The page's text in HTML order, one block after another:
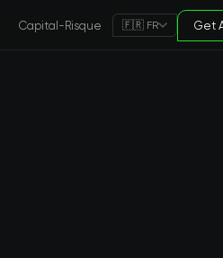
Capital-Risque 🇫🇷 FR Get